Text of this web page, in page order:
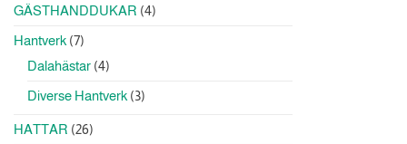
GÄSTHANDDUKAR 44
Hantverk 77
produkter
Dalahästar 44
Diverse Hantverk 33
HATTAR 2626